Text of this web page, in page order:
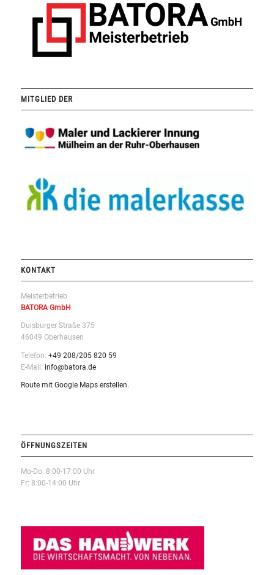
MITGLIED DER
KONTAKT
Meisterbetrieb
BATORA GmbH
Duisburger Straße 375
46049 Oberhausen
Telefon: +49 208/205 820 59
E-Mail: info@batora.de
Route mit Google Maps erstellen.
ÖFFNUNGSZEITEN
Mo-Do: 8:00-17:00 Uhr
Fr: 8:00-14:00 Uhr